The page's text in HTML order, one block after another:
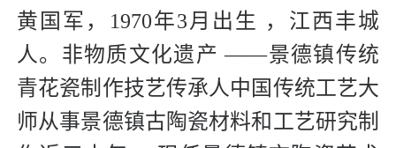
黄国军， 1970年3月出生 ，江西丰城
人。非物质文化遗产 ——景德镇传统
青花瓷制作技艺传承人中国传统工艺大
师从事景德镇古陶瓷材料和工艺研究制